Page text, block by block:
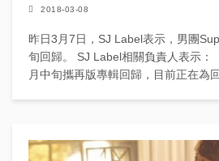
2018-03-08
昨日3月7日，SJ Label表示，男團
旬回歸。 SJ Label相關負責人表示：「Super Junior計劃於4
月中旬攜再版專輯回歸，目前正在為